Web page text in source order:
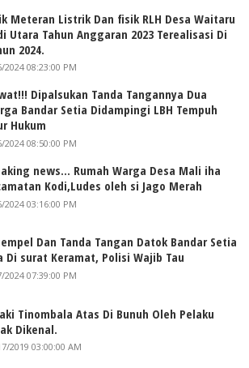
Meteran Listrik Dan fisik RLH Desa Waitaru
Utara Tahun Anggaran 2023 Terealisasi Di
2024.
2024 08:23:00 PM
Dipalsukan Tanda Tangannya Dua
Bandar Setia Didampingi LBH Tempuh
Hukum
2024 08:50:00 PM
news... Rumah Warga Desa Mali iha
Kodi,Ludes oleh si Jago Merah
2024 03:16:00 PM
Dan Tanda Tangan Datok Bandar Setia
Di surat Keramat, Polisi Wajib Tau
2024 07:39:00 PM
Tinombala Atas Di Bunuh Oleh Pelaku
Dikenal.
2019 03:00:00 AM